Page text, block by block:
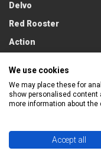
Delvo
Red Rooster
Action
We use cookies
We may place these for
show personalised content
more information about
Accept all